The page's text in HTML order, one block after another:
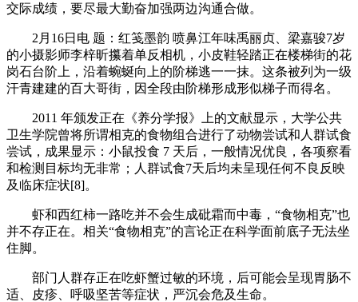
交际成绩，要尽最大勤奋加强两边沟通合做。
2月16日电 题：红笺墨韵 喷鼻江年味禹丽贞、梁嘉骏7岁
的小摄影师李梓昕攥着单反相机，小皮鞋轻踏正在楼梯街的花
岗石台阶上，沿着蜿蜒向上的阶梯逃一一抹。这条被列为一级
汗青建建的百大哥街，因全段由阶梯形成形似梯子而得名。
2011 年颁发正在《养分学报》上的文献显示，大学公共
卫生学院曾将所谓相克的食物组合进行了动物尝试和人群试食
尝试，成果显示：小鼠投食 7 天后，一般情况优良，各项察看
和检测目标均无非常；人群试食7天后均未呈现任何不良反映
及临床症状[8]。
虾和西红柿一路吃并不会生成砒霜而中毒，“食物相克”也
并不存正在。相关“食物相克”的言论正在科学面前底子无法坐
住脚。
部门人群存正在吃虾蟹过敏的环境，后可能会呈现胃肠不
适、皮疹、呼吸坚苦等症状，严沉会危及生命。